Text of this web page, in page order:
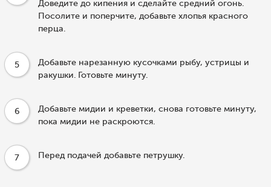
Доведите до кипения и сделайте средний огонь.
Посолите и поперчите, добавьте хлопья красного
перца.
5
Добавьте нарезанную кусочками рыбу, устрицы и
ракушки. Готовьте минуту.
6
Добавьте мидии и креветки, снова готовьте минуту,
пока мидии не раскроются.
7 Перед подачей добавьте петрушку.